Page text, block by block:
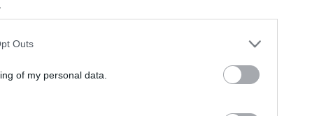
Outs
of my personal data.